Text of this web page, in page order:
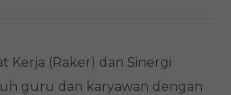
Kerja (Raker) dan Sinergi
guru dan karyawan dengan